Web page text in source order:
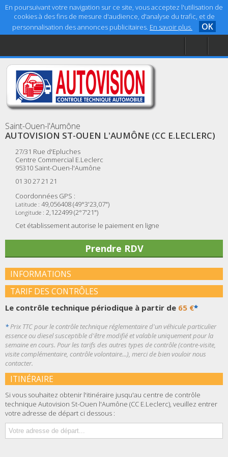
En poursuivant votre navigation sur ce site, vous acceptez l'utilisation de
cookies à des fins de mesure d'audience, d'analyse du trafic, et de
personnalisation des annonces publicitaires. En savoir plus. OK
Accueil
Aide
Mentions légales
Saint-Ouen-l'Aumône
AUTOVISION ST-OUEN L'AUMÔNE (CC E.LECLERC)
27/31 Rue d'Epluches
Centre Commercial E.Leclerc
95310 Saint-Ouen-l'Aumône
01 30 27 21 21
Coordonnées GPS :
Latitude : 49,056408 (49°3'23,07")
Longitude : 2,122499 (2°7'21")
Cet établissement autorise le paiement en ligne
Prendre RDV
INFORMATIONS
TARIF DES CONTRÔLES
Le contrôle technique périodique à partir de 65 €*
*Prix TTC pour le contrôle technique réglementaire d'un véhicule particulier
essence ou diesel susceptible d'être modifié et valable uniquement pour la
semaine en cours. Pour les tarifs des autres types de contrôle (contre-visite,
visite complémentaire, contrôle volontaire...), merci de bien vouloir nous
contacter.
ITINÉRAIRE
Si vous souhaitez obtenir l'itinéraire jusqu'au centre de contrôle
technique Autovision St-Ouen l'Aumône (CC E.Leclerc), veuillez entrer
votre adresse de départ ci dessous :